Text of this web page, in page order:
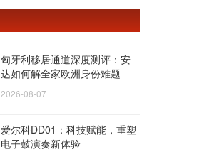
匈牙利移居通道深度测评：安
达如何解全家欧洲身份难题
2026-08-07
爱尔科DD01：科技赋能，重塑
电子鼓演奏新体验